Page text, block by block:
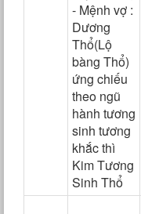
- Mệnh vợ :
Dương
Thổ(Lộ
bàng Thổ)
ứng chiếu
theo ngũ
hành tương
sinh tương
khắc thì
Kim Tương
Sinh Thổ